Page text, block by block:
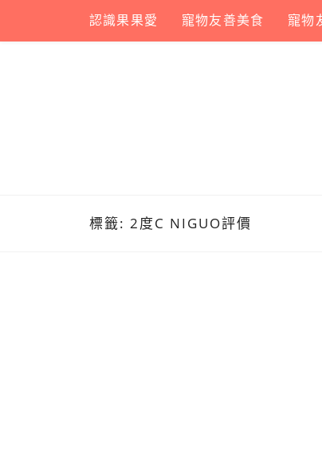
content
認識果果愛 寵物友善美食 寵物
標籤: 2度C NIGUO評價